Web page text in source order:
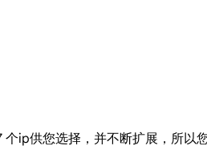
ip供您选择，并不断扩展，所以